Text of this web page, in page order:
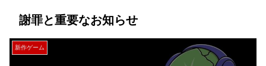
謝罪と重要なお知らせ
新作ゲーム